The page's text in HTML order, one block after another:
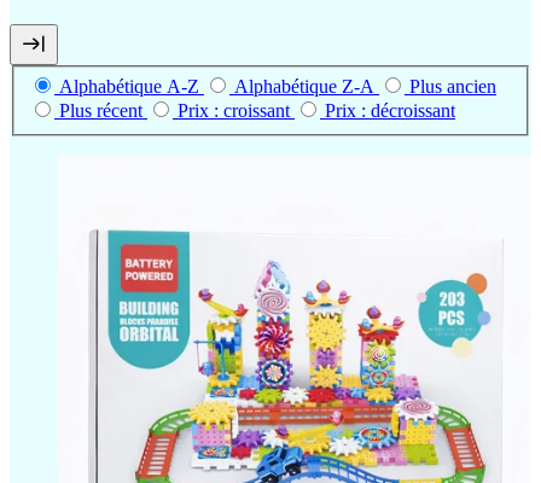
Alphabétique A-Z Alphabétique Z-A
Plus ancien
Plus récent
Prix : croissant Prix : décroissant